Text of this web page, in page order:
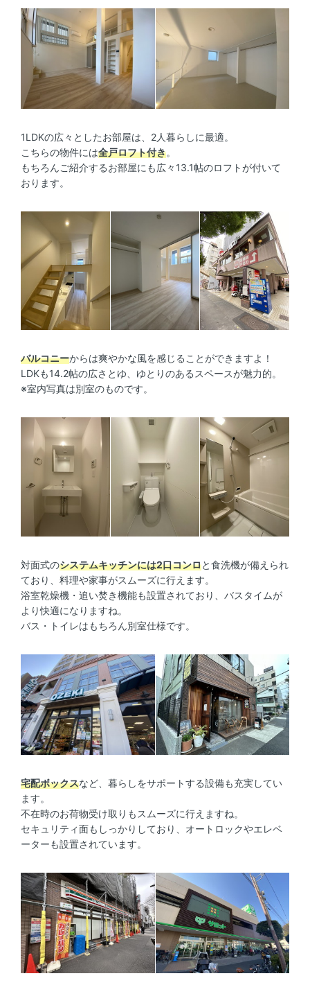
1LDKの広々としたお部屋は、2人暮らしに最適。
こちらの物件には全戸ロフト付き。
もちろんご紹介するお部屋にも広々13.1帖のロフトが付いて
おります。
バルコニーからは爽やかな風を感じることができますよ！
LDKも14.2帖の広さとゆ、ゆとりのあるスペースが魅力的。
※室内写真は別室のものです。
対面式のシステムキッチンには2口コンロと食洗機が備えられ
ており、料理や家事がスムーズに行えます。
浴室乾燥機・追い焚き機能も設置されており、バスタイムが
より快適になりますね。
バス・トイレはもちろん別室仕様です。
宅配ボックスなど、暮らしをサポートする設備も充実してい
ます。
不在時のお荷物受け取りもスムーズに行えますね。
セキュリティ面もしっかりしており、オートロックやエレベ
ーターも設置されています。